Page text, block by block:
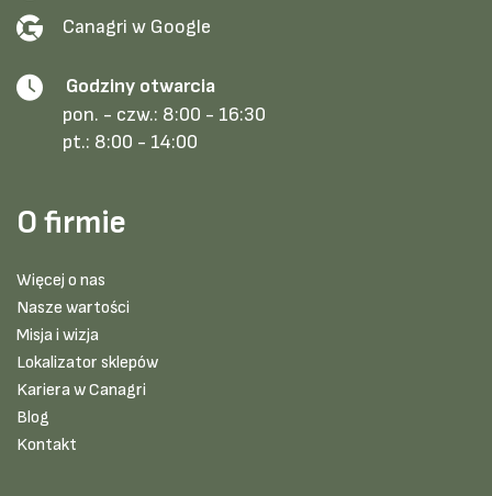
Canagri w Google
Godziny otwarcia
pon. - czw.: 8:00 - 16:30
pt.: 8:00 - 14:00
O firmie
Więcej o nas
Nasze wartości
Misja i wizja
Lokalizator sklepów
Kariera w Canagri
Blog
Kontakt